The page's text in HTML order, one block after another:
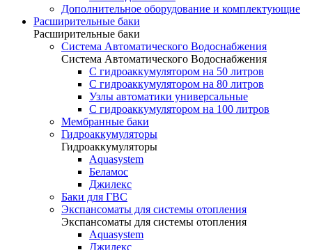
Дополнительное оборудование и комплектующие
Расширительные баки
Расширительные баки
Система Автоматического Водоснабжения
Система Автоматического Водоснабжения
С гидроаккумулятором на 50 литров
С гидроаккумулятором на 80 литров
Узлы автоматики универсальные
С гидроаккумулятором на 100 литров
Мембранные баки
Гидроаккумуляторы
Гидроаккумуляторы
Aquasystem
Беламос
Джилекс
Баки для ГВС
Экспансоматы для системы отопления
Экспансоматы для системы отопления
Aquasystem
Джилекс